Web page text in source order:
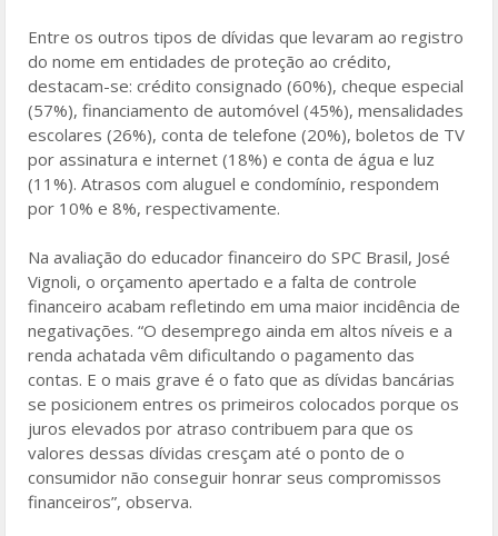
Entre os outros tipos de dívidas que levaram ao registro
do nome em entidades de proteção ao crédito,
destacam-se: crédito consignado (60%), cheque especial
(57%), financiamento de automóvel (45%), mensalidades
escolares (26%), conta de telefone (20%), boletos de TV
por assinatura e internet (18%) e conta de água e luz
(11%). Atrasos com aluguel e condomínio, respondem
por 10% e 8%, respectivamente.
Na avaliação do educador financeiro do SPC Brasil, José
Vignoli, o orçamento apertado e a falta de controle
financeiro acabam refletindo em uma maior incidência de
negativações. “O desemprego ainda em altos níveis e a
renda achatada vêm dificultando o pagamento das
contas. E o mais grave é o fato que as dívidas bancárias
se posicionem entres os primeiros colocados porque os
juros elevados por atraso contribuem para que os
valores dessas dívidas cresçam até o ponto de o
consumidor não conseguir honrar seus compromissos
financeiros”, observa.